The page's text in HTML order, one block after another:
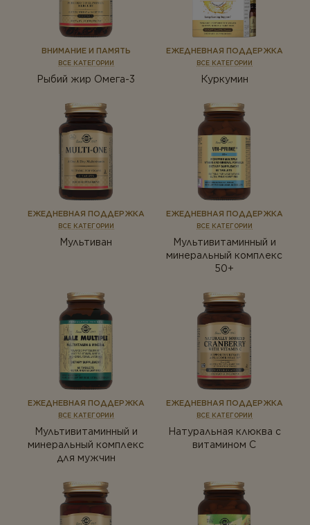
ВНИМАНИЕ И ПАМЯТЬ
ВСЕ КАТЕГОРИИ
Рыбий жир Омега-3
ЕЖЕДНЕВНАЯ ПОДДЕРЖКА
ВСЕ КАТЕГОРИИ
Куркумин
ЕЖЕДНЕВНАЯ ПОДДЕРЖКА
ВСЕ КАТЕГОРИИ
Мультиван
ЕЖЕДНЕВНАЯ ПОДДЕРЖКА
ВСЕ КАТЕГОРИИ
Мультивитаминный и
минеральный комплекс
50+
ЕЖЕДНЕВНАЯ ПОДДЕРЖКА
ВСЕ КАТЕГОРИИ
Мультивитаминный и
минеральный комплекс
для мужчин
ЕЖЕДНЕВНАЯ ПОДДЕРЖКА
ВСЕ КАТЕГОРИИ
Натуральная клюква с
витамином С